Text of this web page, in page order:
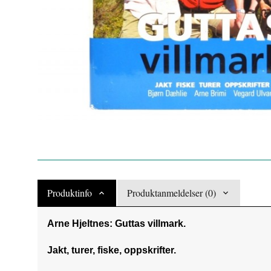
Produktinfo Produktanmeldelser (0)
Arne Hjeltnes: Guttas villmark.
Jakt, turer, fiske, oppskrifter.